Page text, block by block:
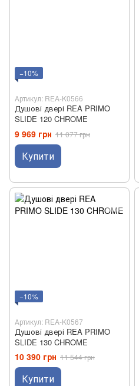
−10%
Артикул: REA-K0566
Душові двері REA PRIMO
SLIDE 120 CHROME
9 969 грн 11 077 грн
Купити
−10%
Артикул: REA-K0567
Душові двері REA PRIMO
SLIDE 130 CHROME
10 390 грн 11 544 грн
Купити